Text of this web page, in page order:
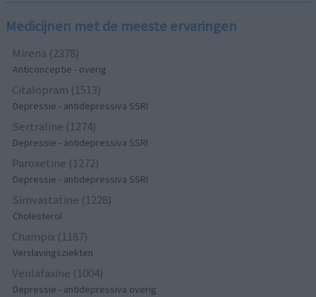
Medicijnen met de meeste ervaringen
Mirena (2378)
Anticonceptie - overig
Citalopram (1513)
Depressie - antidepressiva SSRI
Sertraline (1274)
Depressie - antidepressiva SSRI
Paroxetine (1272)
Depressie - antidepressiva SSRI
Simvastatine (1228)
Cholesterol
Champix (1187)
Verslavingsziekten
Venlafaxine (1004)
Depressie - antidepressiva overig